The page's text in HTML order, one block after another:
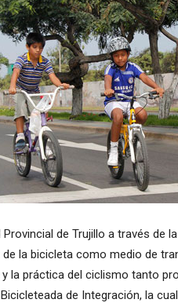
Provincial de Trujillo a través de
la bicicleta como medio de
la práctica del ciclismo tanto
de Integración, la